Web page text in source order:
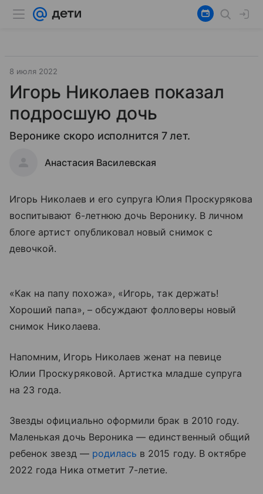
8 июля 2022
Игорь Николаев показал
подросшую дочь
Веронике скоро исполнится 7 лет.
Анастасия Василевская
Игорь Николаев и его супруга Юлия Проскурякова
воспитывают 6-летнюю дочь Веронику. В личном
блоге артист опубликовал новый снимок с
девочкой.
«Как на папу похожа», «Игорь, так держать!
Хороший папа», – обсуждают фолловеры новый
снимок Николаева.
Напомним, Игорь Николаев женат на певице
Юлии Проскуряковой. Артистка младше супруга
на 23 года.
Звезды официально оформили брак в 2010 году.
Маленькая дочь Вероника — единственный общий
ребенок звезд — родилась в 2015 году. В октябре
2022 года Ника отметит 7-летие.